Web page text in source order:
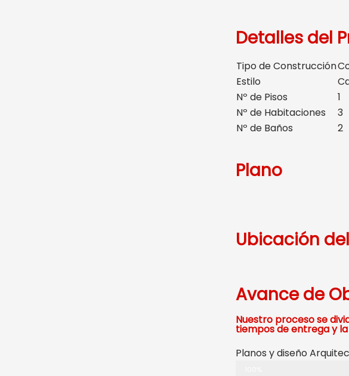
Detalles del
Tipo de Construcción
Estilo
Nº de Pisos
1
Nº de Habitaciones
3
Nº de Baños
2
Plano
Ubicación
Avance de
Nuestro proceso se
tiempos de entrega y
Planos y diseño